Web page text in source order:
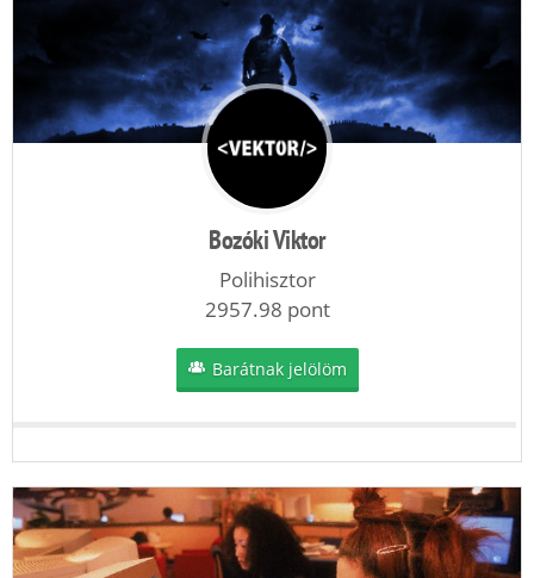
Bozóki Viktor
Polihisztor
2957.98 pont
Barátnak jelölöm